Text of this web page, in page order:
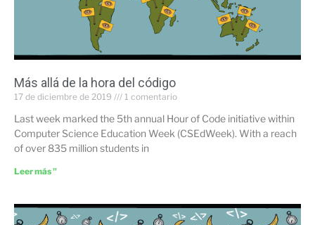
Más allá de la hora del código
17 de diciembre de 2019 1 comentario
Last week marked the 5th annual Hour of Code initiative within
Computer Science Education Week (CSEdWeek). With a reach
of over 835 million students in
Leer más "